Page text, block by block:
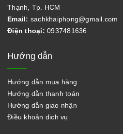
Thạnh, Tp. HCM
Email: sachkhaiphong@gmail.com
Điện thoại: 0937481636
Hướng dẫn
Hướng dẫn mua hàng
Hướng dẫn thanh toán
Hướng dẫn giao nhận
Điều khoản dịch vụ